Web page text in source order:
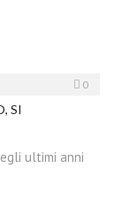
0
SI
ultimi anni